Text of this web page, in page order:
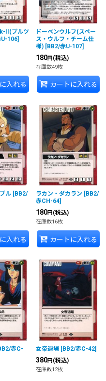
II(プルツ
106]
入れる
ドーベンウルフ(スペー
ス・ウルフ・チーム仕
様) [BB2/赤U-107]
180円 (税込)
在庫数49枚
カートに入れる
ル [BB2/
入れる
ラカン・ダカラン [BB2/
赤CH-64]
180円 (税込)
在庫数16枚
カートに入れる
赤C-
女帝退場 [BB2/赤C-42]
380円 (税込)
在庫数12枚